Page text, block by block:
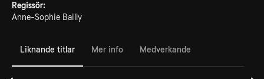
Regissör:
Anne-Sophie Bailly
Liknande titlar Mer info Medverkande